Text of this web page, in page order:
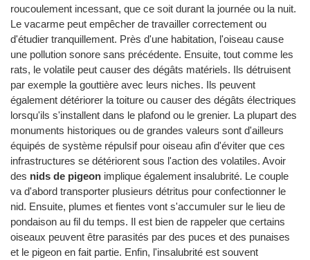
roucoulement incessant, que ce soit durant la journée ou la nuit.
Le vacarme peut empêcher de travailler correctement ou
d'étudier tranquillement. Près d'une habitation, l'oiseau cause
une pollution sonore sans précédente. Ensuite, tout comme les
rats, le volatile peut causer des dégâts matériels. Ils détruisent
par exemple la gouttière avec leurs niches. Ils peuvent
également détériorer la toiture ou causer des dégâts électriques
lorsqu'ils s'installent dans le plafond ou le grenier. La plupart des
monuments historiques ou de grandes valeurs sont d'ailleurs
équipés de système répulsif pour oiseau afin d'éviter que ces
infrastructures se détériorent sous l'action des volatiles. Avoir
des nids de pigeon implique également insalubrité. Le couple
va d'abord transporter plusieurs détritus pour confectionner le
nid. Ensuite, plumes et fientes vont s'accumuler sur le lieu de
pondaison au fil du temps. Il est bien de rappeler que certains
oiseaux peuvent être parasités par des puces et des punaises
et le pigeon en fait partie. Enfin, l'insalubrité est souvent